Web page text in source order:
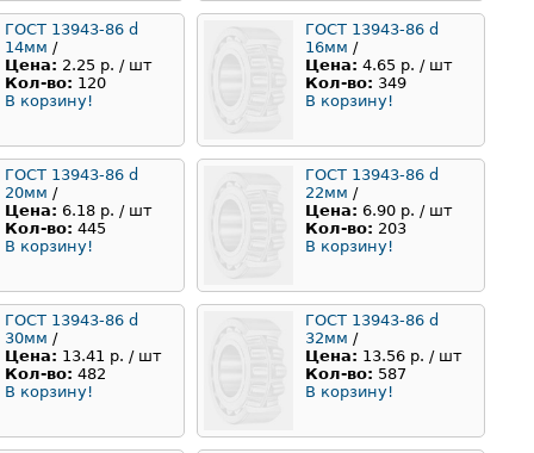
ГОСТ 13943-86 d
14мм /
Цена: 2.25 р. / шт
Кол-во: 120
В корзину!
ГОСТ 13943-86 d
16мм /
Цена: 4.65 р. / шт
Кол-во: 349
В корзину!
ГОСТ 13943-86 d
20мм /
Цена: 6.18 р. / шт
Кол-во: 445
В корзину!
ГОСТ 13943-86 d
22мм /
Цена: 6.90 р. / шт
Кол-во: 203
В корзину!
ГОСТ 13943-86 d
30мм /
Цена: 13.41 р. / шт
Кол-во: 482
В корзину!
ГОСТ 13943-86 d
32мм /
Цена: 13.56 р. / шт
Кол-во: 587
В корзину!